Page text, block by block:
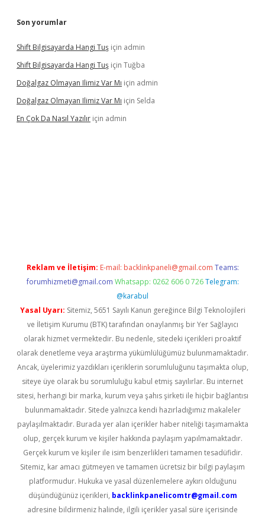
Son yorumlar
Shift Bilgisayarda Hangi Tuş için admin
Shift Bilgisayarda Hangi Tuş için Tuğba
Doğalgaz Olmayan Ilimiz Var Mı için admin
Doğalgaz Olmayan Ilimiz Var Mı için Selda
En Çok Da Nasıl Yazılır için admin
Reklam ve İletişim: E-mail: backlinkpaneli@gmail.com Teams:
forumhizmeti@gmail.com Whatsapp: 0262 606 0 726 Telegram:
@karabul
Yasal Uyarı: Sitemiz, 5651 Sayılı Kanun gereğince Bilgi Teknolojileri
ve İletişim Kurumu (BTK) tarafından onaylanmış bir Yer Sağlayıcı
olarak hizmet vermektedir. Bu nedenle, sitedeki içerikleri proaktif
olarak denetleme veya araştırma yükümlülüğümüz bulunmamaktadır.
Ancak, üyelerimiz yazdıkları içeriklerin sorumluluğunu taşımakta olup,
siteye üye olarak bu sorumluluğu kabul etmiş sayılırlar. Bu internet
sitesi, herhangi bir marka, kurum veya şahıs şirketi ile hiçbir bağlantısı
bulunmamaktadır. Sitede yalnızca kendi hazırladığımız makaleler
paylaşılmaktadır. Burada yer alan içerikler haber niteliği taşımamakta
olup, gerçek kurum ve kişiler hakkında paylaşım yapılmamaktadır.
Gerçek kurum ve kişiler ile isim benzerlikleri tamamen tesadüfidir.
Sitemiz, kar amacı gütmeyen ve tamamen ücretsiz bir bilgi paylaşım
platformudur. Hukuka ve yasal düzenlemelere aykırı olduğunu
düşündüğünüz içerikleri, backlinkpanelicomtr@gmail.com
adresine bildirmeniz halinde, ilgili içerikler yasal süre içerisinde